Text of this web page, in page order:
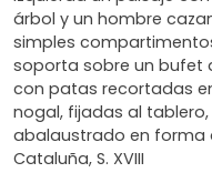
árbol y un hombre
simples
soporta sobre un bufet
con patas recortadas
nogal, fijadas al
abalaustrado en forma
Cataluña, S. XVIII